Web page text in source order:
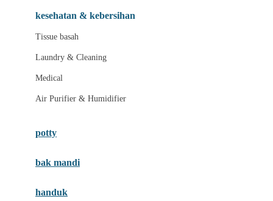
Mamaway
Maxi Cosi
Megabloks
Micro
MiDeer
Moby
kesehatan & kebersihan
Tissue basah
Laundry & Cleaning
Medical
Air Purifier & Humidifier
potty
bak mandi
handuk